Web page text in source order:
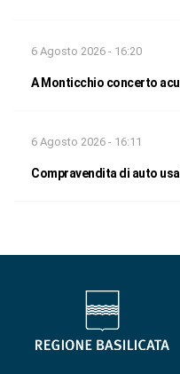
6 Agosto 2026 - 16:20
A Monticchio concerto
6 Agosto 2026 - 16:11
Compravendita di auto